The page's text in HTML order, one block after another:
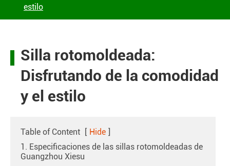
estilo
Silla rotomoldeada:
Disfrutando de la comodidad
y el estilo
Table of Content [ Hide ]
1. Especificaciones de las sillas rotomoldeadas de
Guangzhou Xiesu